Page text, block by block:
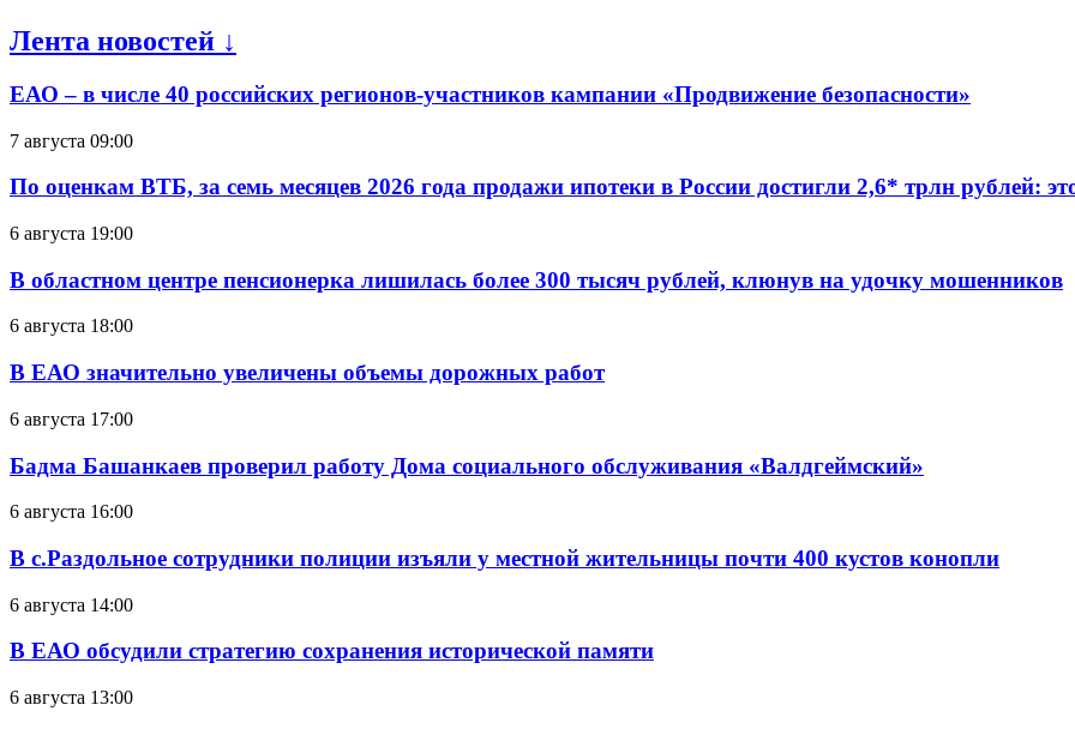
Лента новостей ↓
ЕАО – в числе 40 российских регионов-участников кампании «Продвижение безопасности»
7 августа 09:00
По оценкам ВТБ, за семь месяцев 2026 года продажи ипотеки в России достигли 2,6* трлн рублей:
6 августа 19:00
В областном центре пенсионерка лишилась более 300 тысяч рублей, клюнув на удочку мошенников
6 августа 18:00
В ЕАО значительно увеличены объемы дорожных работ
6 августа 17:00
Бадма Башанкаев проверил работу Дома социального обслуживания «Валдгеймский»
6 августа 16:00
В с.Раздольное сотрудники полиции изъяли у местной жительницы почти 400 кустов конопли
6 августа 14:00
В ЕАО обсудили стратегию сохранения исторической памяти
6 августа 13:00